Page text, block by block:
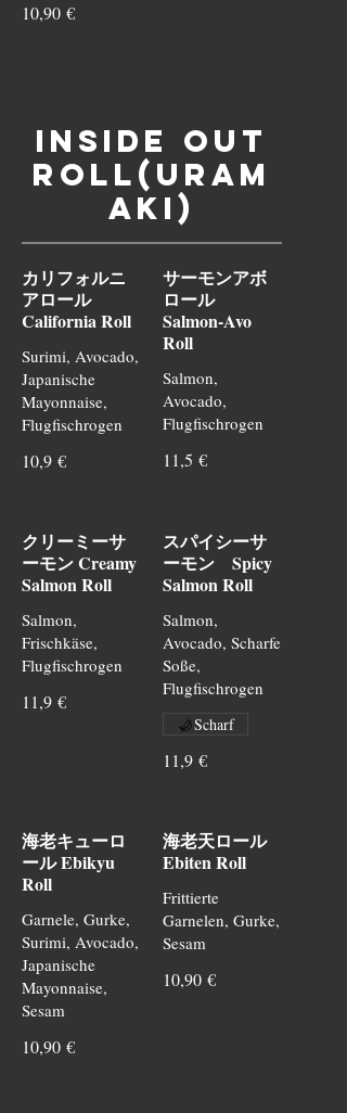
10,90 €
Inside Out
Roll(Uram
aki)
カリフォルニ
アロール
California Roll
Surimi, Avocado,
Japanische
Mayonnaise,
Flugfischrogen
10,9 €
サーモンアボ
ロール
Salmon-Avo
Roll
Salmon,
Avocado,
Flugfischrogen
11,5 €
クリーミーサ
ーモン Creamy
Salmon Roll
Salmon,
Frischkäse,
Flugfischrogen
11,9 €
スパイシーサ
ーモン Spicy
Salmon Roll
Salmon,
Avocado, Scharfe
Soße,
Flugfischrogen
11,9 €
Scharf
海老キューロ
ール Ebikyu
Roll
Garnele, Gurke,
Surimi, Avocado,
Japanische
Mayonnaise,
Sesam
10,90 €
海老天ロール
Ebiten Roll
Frittierte
Garnelen, Gurke,
Sesam
10,90 €